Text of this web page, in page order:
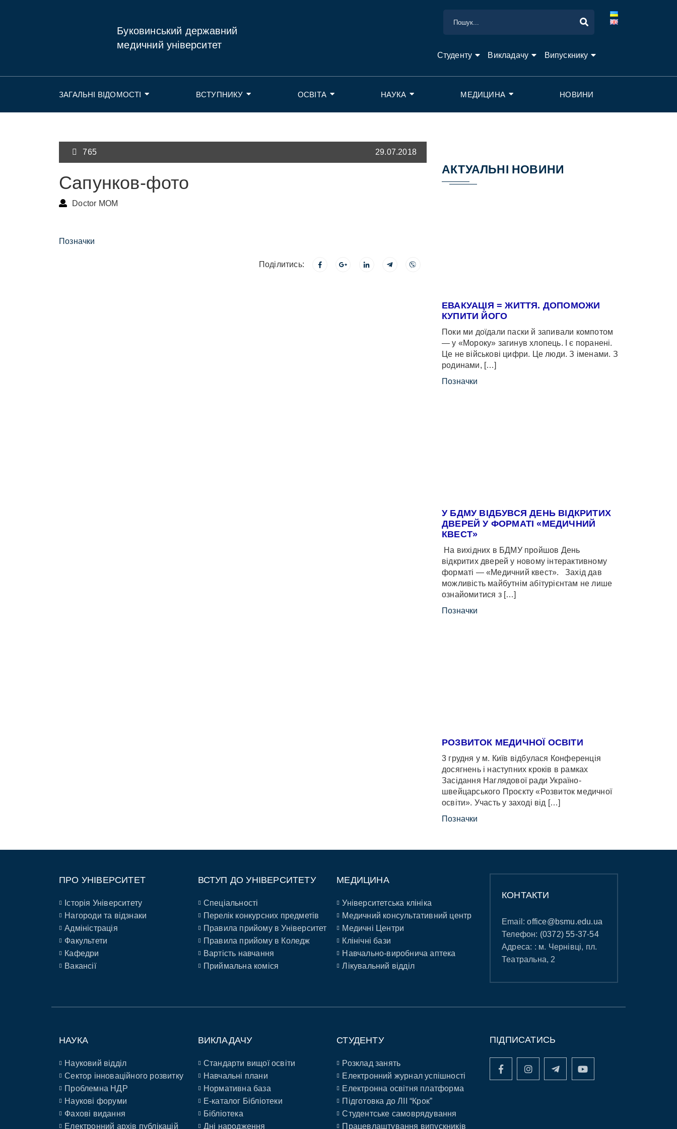
Буковинський державний
медичний університет
Студенту Викладачу Випускнику
ЗАГАЛЬНІ ВІДОМОСТІ ВСТУПНИКУ ОСВІТА НАУКА МЕДИЦИНА НОВИНИ
765 29.07.2018
Сапунков-фото
Doctor MOM
Позначки
Поділитись:
АКТУАЛЬНІ НОВИНИ
ЕВАКУАЦІЯ = ЖИТТЯ. ДОПОМОЖИ
КУПИТИ ЙОГО
Поки ми доїдали паски й запивали компотом
— у «Мороку» загинув хлопець. І є поранені.
Це не військові цифри. Це люди. З іменами. З
родинами, […]
Позначки
У БДМУ ВІДБУВСЯ ДЕНЬ ВІДКРИТИХ
ДВЕРЕЙ У ФОРМАТІ «МЕДИЧНИЙ
КВЕСТ»
На вихідних в БДМУ пройшов День
відкритих дверей у новому інтерактивному
форматі — «Медичний квест». Захід дав
можливість майбутнім абітурієнтам не лише
ознайомитися з […]
Позначки
РОЗВИТОК МЕДИЧНОЇ ОСВІТИ
3 грудня у м. Київ відбулася Конференція
досягнень і наступних кроків в рамках
Засідання Наглядової ради Україно-
швейцарського Проєкту «Розвиток медичної
освіти». Участь у заході від […]
Позначки
ПРО УНІВЕРСИТЕТ
Історія Університету
Нагороди та відзнаки
Адміністрація
Факультети
Кафедри
Вакансії
ВСТУП ДО УНІВЕРСИТЕТУ
Спеціальності
Перелік конкурсних предметів
Правила прийому в Університет
Правила прийому в Коледж
Вартість навчання
Приймальна коміся
МЕДИЦИНА
Університетська клініка
Медичний консультативний центр
Медичні Центри
Клінічні бази
Навчально-виробнича аптека
Лікувальний відділ
КОНТАКТИ
Email:office@bsmu.edu.ua
Телефон: (0372) 55-37-54
Адреса: : м. Чернівці, пл.
Театральна, 2
НАУКА
Науковий відділ
Сектор інноваційного розвитку
Проблемна НДР
Наукові форуми
Фахові видання
Електронний архів публікацій
ВИКЛАДАЧУ
Стандарти вищої освіти
Навчальні плани
Нормативна база
E-каталог Бібліотеки
Бібліотека
Дні народження
СТУДЕНТУ
Розклад занять
Електронний журнал успішності
Електронна освітня платформа
Підготовка до ЛІІ “Крок”
Студентське самоврядування
Працевлаштування випускників
ПІДПИСАТИСЬ